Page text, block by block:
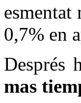
esmentat
0,7% en
Després
mas